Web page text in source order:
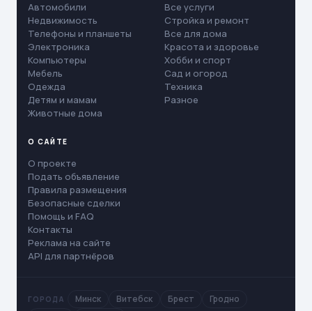
Автомобили
Недвижимость
Телефоны и планшеты
Электроника
Компьютеры
Мебель
Одежда
Детям и мамам
Животные дома
Все услуги
Стройка и ремонт
Все для дома
Красота и здоровье
Хобби и спорт
Сад и огород
Техника
Разное
О САЙТЕ
О проекте
Подать объявление
Правила размещения
Безопасные сделки
Помощь и FAQ
Контакты
Реклама на сайте
API для партнёров
ГОРОДА Минск Витебск Брест Гродно